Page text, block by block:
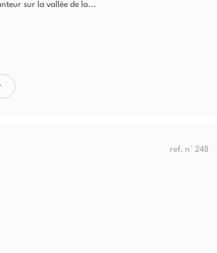
sur la vallée de la...
ref. n° 248